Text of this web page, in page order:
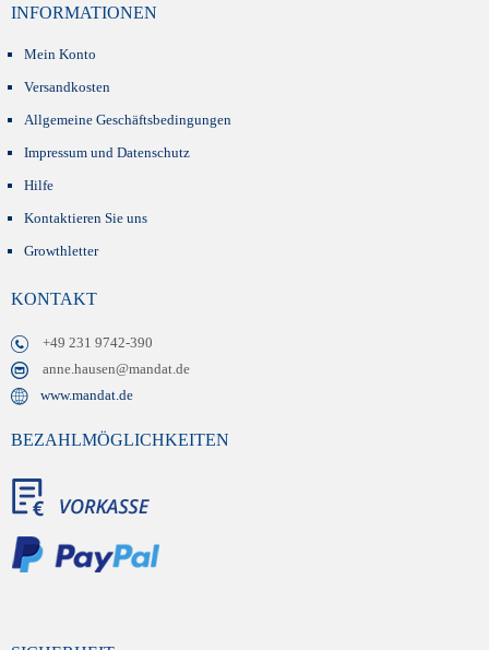
INFORMATIONEN
Mein Konto
Versandkosten
Allgemeine Geschäftsbedingungen
Impressum und Datenschutz
Hilfe
Kontaktieren Sie uns
Growthletter
KONTAKT
+49 231 9742-390
anne.hausen@mandat.de
www.mandat.de
BEZAHLMÖGLICHKEITEN